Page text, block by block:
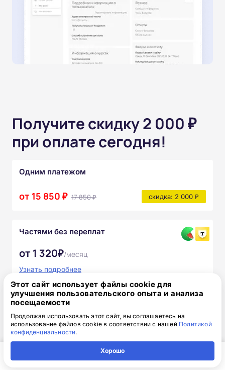
Получите скидку 2 000 ₽
при оплате сегодня!
Одним платежом
от 15 850 ₽ 17 850 ₽ скидка: 2 000 ₽
Частями без переплат
от 1 320₽/месяц
Узнать подробнее
После прохождения курса вы получите:
Полный комплект официальных
документов
Доступ к онлайн-платформе Академии
Этот сайт использует файлы cookie для
улучшения пользовательского опыта и анализа
посещаемости
Продолжая использовать этот сайт, вы соглашаетесь на
использование файлов cookie в соответствии с нашей Политикой
конфиденциальности.
Хорошо